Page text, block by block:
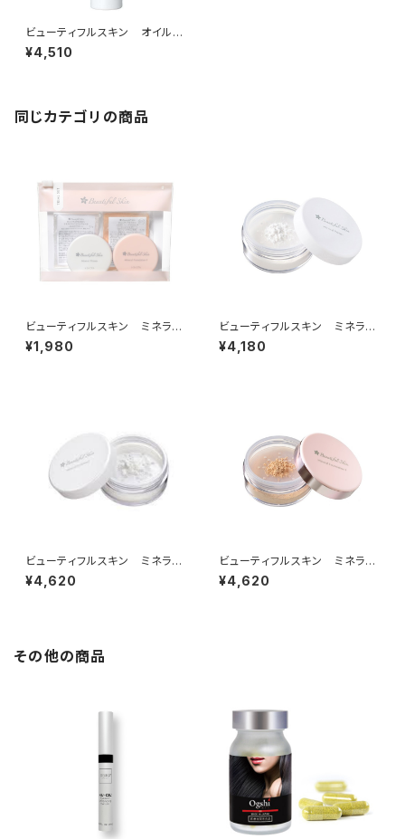
ビューティフルスキン オイルフ
リークレンジング
¥4,510
同じカテゴリの商品
ビューティフルスキン ミネラル
メイクアップ トライアルセット
¥1,980
ビューティフルスキン ミネラル
プライマー
¥4,180
ビューティフルスキン ミネラル
フィニッシングヴェール
¥4,620
ビューティフルスキン ミネラル
ファンデーションF（ヌーディライ
トN1）
¥4,620
その他の商品